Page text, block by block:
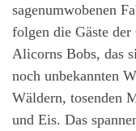
sagenumwobenen
folgen die Gäste
Alicorns Bobs, das
noch unbekannten
Wäldern, tosenden
und Eis. Das